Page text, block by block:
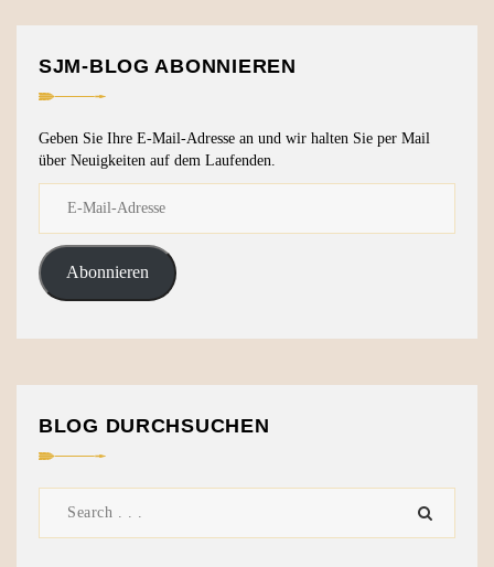
SJM-BLOG ABONNIEREN
Geben Sie Ihre E-Mail-Adresse an und wir halten Sie per Mail
über Neuigkeiten auf dem Laufenden.
Abonnieren
BLOG DURCHSUCHEN